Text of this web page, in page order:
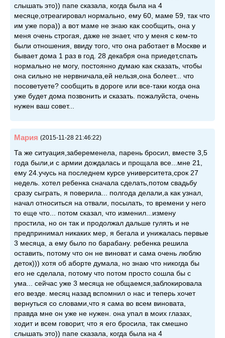
слышать это)) папе сказала, когда была на 4
месяце,отреагировал нормально, ему 60, маме 59, так что
им уже пора)) а вот маме не знаю как сообщить, она у
меня очень строгая, даже не знает, что у меня с кем-то
были отношения, ввиду того, что она работает в Москве и
бывает дома 1 раз в год. 28 декабря она приедет,спать
нормально не могу, постоянно думаю как сказать, чтобы
она сильно не нервничала,ей нельзя,она болеет... что
посоветуете? сообщить в дороге или все-таки когда она
уже будет дома позвонить и сказать. пожалуйста, очень
нужен ваш совет...
Мария (2015-11-28 21:46:22)
Та же ситуация,забеременела, парень бросил, вместе 3,5
года были,и с армии дождалась и прощала все...мне 21,
ему 24.учусь на последнем курсе университета,срок 27
недель. хотел ребенка сначала сделать,потом свадьбу
сразу сыграть, я поверила... полгода делали,а как узнал,
начал относиться на отвали, посылать, то времени у него
то еще что... потом сказал, что изменил...измену
простила, но он так и продолжал дальше гулять и не
предпринимал никаких мер, я бегала и унижалась первые
3 месяца, а ему было по барабану. ребенка решила
оставить, потому что он не виноват и сама очень люблю
деток))) хотя об аборте думала, но знаю что никогда бы
его не сделала, потому что потом просто сошла бы с
ума... сейчас уже 3 месяца не общаемся,заблокировала
его везде. месяц назад вспомнил о нас и теперь хочет
вернуться со словами,что я сама во всем виновата,
правда мне он уже не нужен. она упал в моих глазах,
ходит и всем говорит, что я его бросила, так смешно
слышать это)) папе сказала, когда была на 4